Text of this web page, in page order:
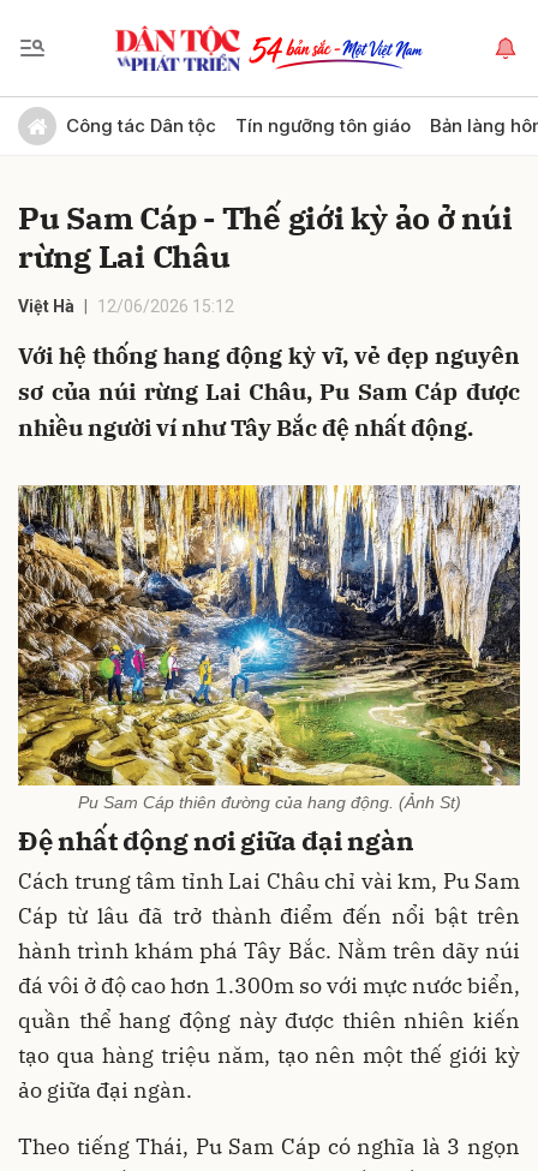
Công tác Dân tộc Tín ngưỡng tôn giáo Bản làng
Pu Sam Cáp - Thế giới kỳ ảo ở núi
rừng Lai Châu
Việt Hà 12/06/2026 15:12
Với hệ thống hang động kỳ vĩ, vẻ đẹp nguyên
sơ của núi rừng Lai Châu, Pu Sam Cáp được
nhiều người ví như Tây Bắc đệ nhất động.
Pu Sam Cáp thiên đường của hang động. (Ảnh St)
Đệ nhất động nơi giữa đại ngàn
Cách trung tâm tỉnh Lai Châu chỉ vài km, Pu Sam
Cáp từ lâu đã trở thành điểm đến nổi bật trên
hành trình khám phá Tây Bắc. Nằm trên dãy núi
đá vôi ở độ cao hơn 1.300m so với mực nước biển,
quần thể hang động này được thiên nhiên kiến
tạo qua hàng triệu năm, tạo nên một thế giới kỳ
ảo giữa đại ngàn.
Theo tiếng Thái, Pu Sam Cáp có nghĩa là 3 ngọn
Gửi bình luận
Hủy Gửi